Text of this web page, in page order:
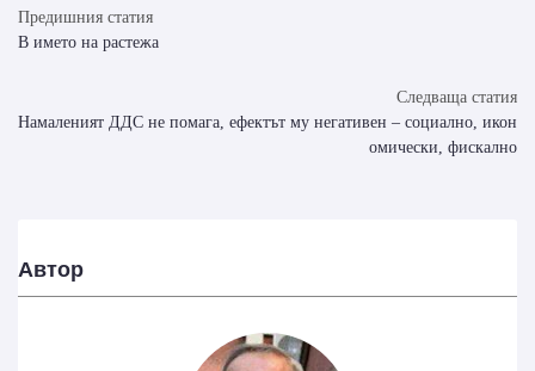
Предишния статия
В името на растежа
Следваща статия
Намаленият ДДС не помага, ефектът му негативен – социално, икон
омически, фискално